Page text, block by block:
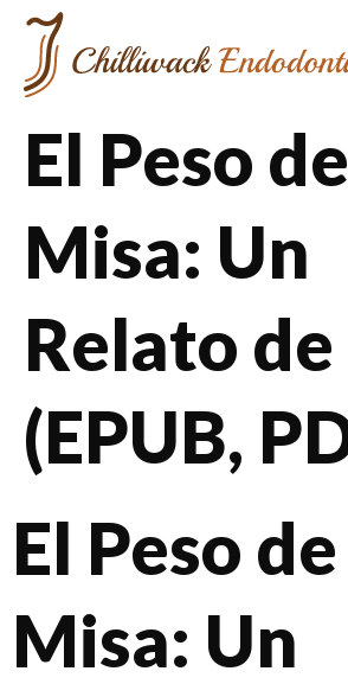
El Peso
Misa: Un
Relato de
(EPUB,
El Peso
Misa: Un